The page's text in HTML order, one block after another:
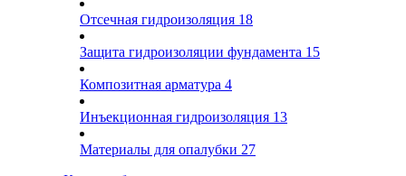
Отсечная гидроизоляция 18
Защита гидроизоляции фундамента 15
Композитная арматура 4
Инъекционная гидроизоляция 13
Материалы для опалубки 27